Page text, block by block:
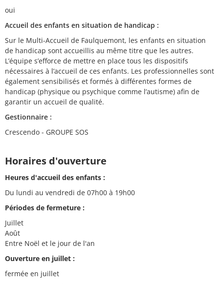
oui
Accueil des enfants en situation de handicap :
Sur le Multi-Accueil de Faulquemont, les enfants en situation
de handicap sont accueillis au même titre que les autres.
L’équipe s’efforce de mettre en place tous les dispositifs
nécessaires à l’accueil de ces enfants. Les professionnelles sont
également sensibilisés et formés à différentes formes de
handicap (physique ou psychique comme l’autisme) afin de
garantir un accueil de qualité.
Gestionnaire :
Crescendo - GROUPE SOS
Horaires d'ouverture
Heures d'accueil des enfants :
Du lundi au vendredi de 07h00 à 19h00
Périodes de fermeture :
Juillet
Août
Entre Noël et le jour de l'an
Ouverture en juillet :
fermée en juillet